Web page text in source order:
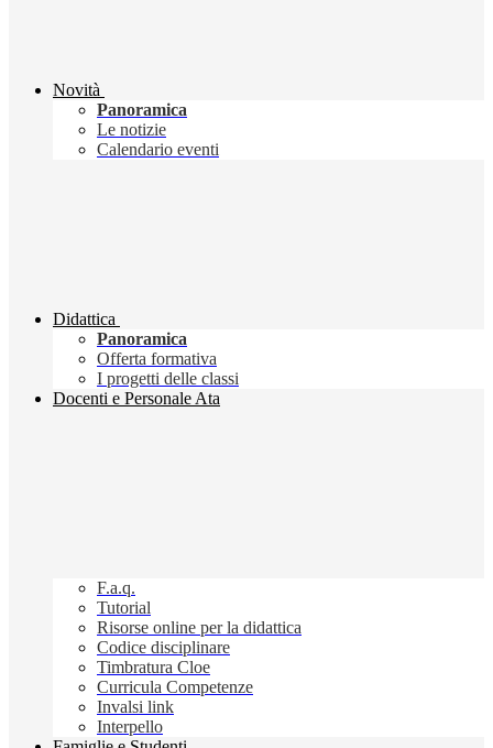
Novità
Panoramica
Le notizie
Calendario eventi
Didattica
Panoramica
Offerta formativa
I progetti delle classi
Docenti e Personale Ata
F.a.q.
Tutorial
Risorse online per la didattica
Codice disciplinare
Timbratura Cloe
Curricula Competenze
Invalsi link
Interpello